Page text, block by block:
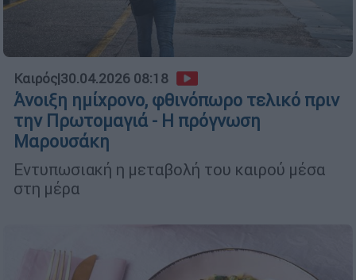
Καιρός|30.04.2026 08:18
Άνοιξη ημίχρονο, φθινόπωρο τελικό πριν
την Πρωτομαγιά - Η πρόγνωση
Μαρουσάκη
Εντυπωσιακή η μεταβολή του καιρού μέσα
στη μέρα